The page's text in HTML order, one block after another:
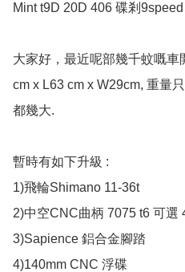
Mint t9D 20D 406 碟剎9speed
大家好，最近呢部幾千蚊嘅
cm x L63 cm x W29cm, 重量
都幾大.
暫時有如下升級 :
1)飛輪Shimano 11-36t
2)中空CNC曲柄 7075 t6 可選
3)Sapience 鋁合金腳踏
4)140mm CNC 浮碟